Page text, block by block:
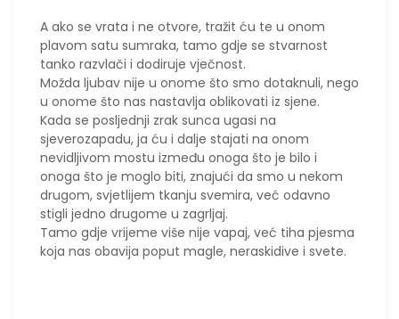
​A ako se vrata i ne otvore, tražit ću te u onom
plavom satu sumraka, tamo gdje se stvarnost
tanko razvlači i dodiruje vječnost.
Možda ljubav nije u onome što smo dotaknuli, nego
u onome što nas nastavlja oblikovati iz sjene.
Kada se posljednji zrak sunca ugasi na
sjeverozapadu, ja ću i dalje stajati na onom
nevidljivom mostu između onoga što je bilo i
onoga što je moglo biti, znajući da smo u nekom
drugom, svjetlijem tkanju svemira, već odavno
stigli jedno drugome u zagrljaj.
Tamo gdje vrijeme više nije vapaj, već tiha pjesma
koja nas obavija poput magle, neraskidive i svete.